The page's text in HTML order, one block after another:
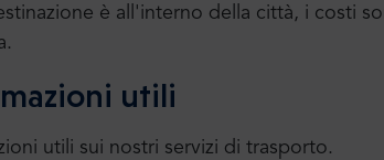
è all'interno della città, i costi
utili
utili sui nostri servizi di trasporto.